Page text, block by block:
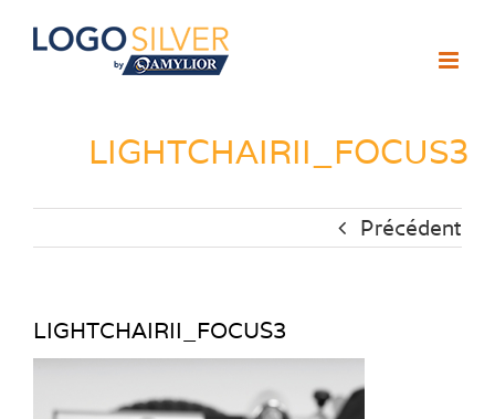
Passer
LIGHTCHAIRII_FOCUS3
Précédent
LIGHTCHAIRII_FOCUS3